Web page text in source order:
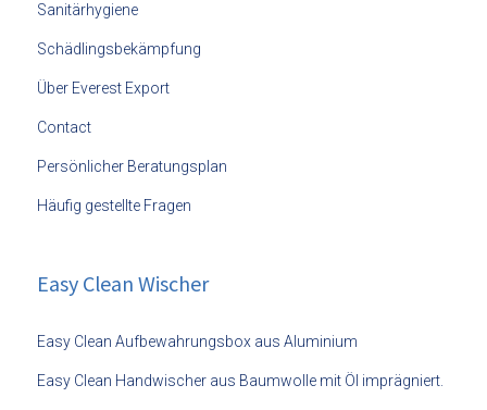
Sanitärhygiene
Schädlingsbekämpfung
Über Everest Export
Contact
Persönlicher Beratungsplan
Häufig gestellte Fragen
Easy Clean Wischer
Easy Clean Aufbewahrungsbox aus Aluminium
Easy Clean Handwischer aus Baumwolle mit Öl imprägniert.